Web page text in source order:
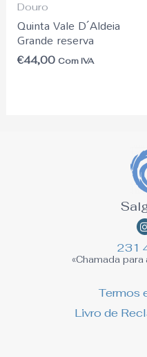
Douro
Quinta Vale D´Aldeia
Grande reserva
€44,00 Com IVA
Termos
Livro de
231
«Chamada para